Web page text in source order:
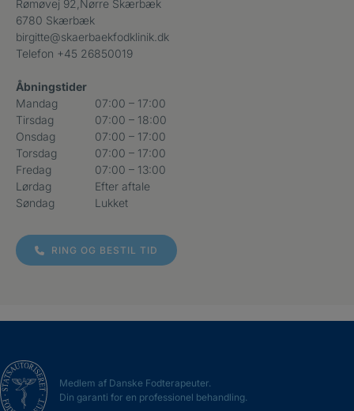
Rømøvej 92,Nørre Skærbæk
6780 Skærbæk
birgitte@skaerbaekfodklinik.dk
Telefon +45 26850019
Åbningstider
Mandag
07:00 – 17:00
Tirsdag
07:00 – 18:00
Onsdag
07:00 – 17:00
Torsdag
07:00 – 17:00
Fredag
07:00 – 13:00
Lørdag
Efter aftale
Søndag
Lukket
RING OG BESTIL TID
Medlem af Danske Fodterapeuter.
Din garanti for en professionel behandling.